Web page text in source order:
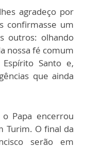
agradeço por
confirmasse um
outros: olhando
nossa fé comum
Santo e,
que ainda
Papa encerrou
Turim. O final da
serão em